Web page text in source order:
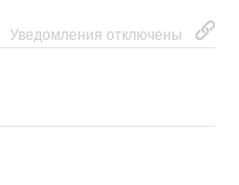
Уведомления отключены